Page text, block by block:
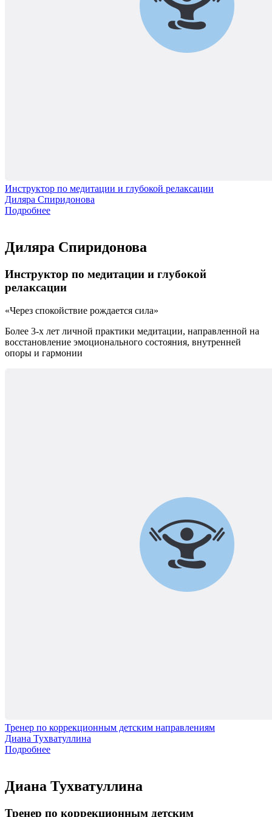
Инструктор по медитации и глубокой релаксации
Диляра Спиридонова
Подробнее
Диляра Спиридонова
Инструктор по медитации и глубокой
релаксации
Через спокойствие рождается сила
Более 3-х лет личной практики медитации, направленной на
восстановление эмоционального состояния, внутренней
опоры и гармонии
Тренер по коррекционным детским направлениям
Диана Тухватуллина
Подробнее
Диана Тухватуллина
Тренер по коррекционным детским